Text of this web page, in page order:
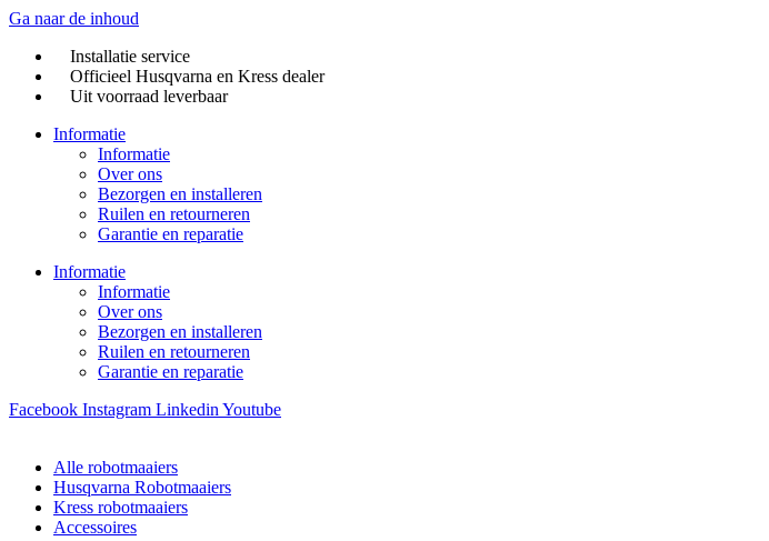
Ga naar de inhoud
Installatie service
Officieel Husqvarna en Kress dealer
Uit voorraad leverbaar
Informatie
Informatie
Over ons
Bezorgen en installeren
Ruilen en retourneren
Garantie en reparatie
Informatie
Informatie
Over ons
Bezorgen en installeren
Ruilen en retourneren
Garantie en reparatie
Facebook Instagram Linkedin Youtube
Alle robotmaaiers
Husqvarna Robotmaaiers
Kress robotmaaiers
Accessoires